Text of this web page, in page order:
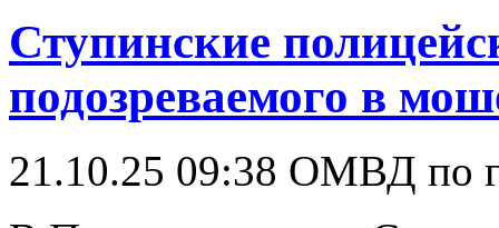
Ступинские
подозреваемого в
21.10.25 09:38 ОМВД по